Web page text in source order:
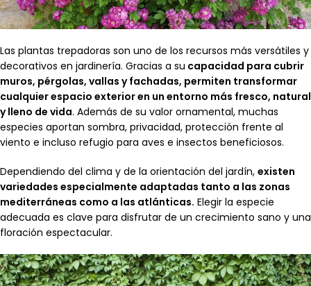
Las plantas trepadoras son uno de los recursos más versátiles y
decorativos en jardinería. Gracias a su capacidad para cubrir
muros, pérgolas, vallas y fachadas, permiten transformar
cualquier espacio exterior en un entorno más fresco, natural
y lleno de vida. Además de su valor ornamental, muchas
especies aportan sombra, privacidad, protección frente al
viento e incluso refugio para aves e insectos beneficiosos.
Dependiendo del clima y de la orientación del jardín, existen
variedades especialmente adaptadas tanto a las zonas
mediterráneas como a las atlánticas. Elegir la especie
adecuada es clave para disfrutar de un crecimiento sano y una
floración espectacular.